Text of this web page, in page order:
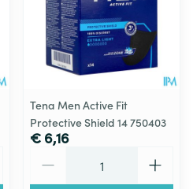
Tena Men Active Fit
Protective Shield 14 750403
€ 6,16